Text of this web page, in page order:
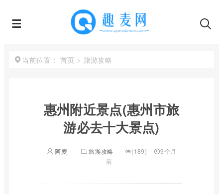
当前位置： 首页 > 旅游攻略
惠州附近景点(惠州市旅
游必去十大景点)
阿麦 旅游攻略 (189)
9个月
前